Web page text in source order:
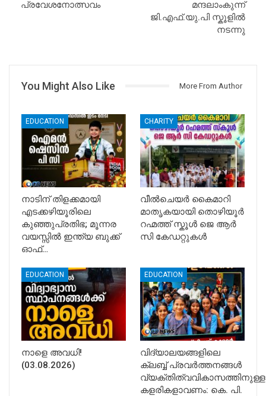
പ്രവേശനോത്സവം
മന്ദലാംകുന്ന്
ജി.എഫ്.യു.പി സ്കൂളിൽ
നടന്നു
You Might Also Like More From Author
EDUCATION
നാടിന് തിളക്കമായി
എടക്കഴിയൂരിലെ
കുഞ്ഞുപ്രതിഭ; മൂന്നര
വയസ്സിൽ ഇന്ത്യ ബുക്ക്
ഓഫ്…
CHARITY
വീൽചെയർ കൈമാറി
മാതൃകയായി തൊഴിയൂർ
റഹ്മത്ത് സ്കൂൾ ജെ ആർ
സി കേഡറ്റുകൾ
EDUCATION
നാളെ അവധി!
(03.08.2026)
EDUCATION
വിദ്യാലയങ്ങളിലെ
ക്ലബ്ബ് പ്രവർത്തനങ്ങൾ
വ്യക്തിത്വവികാസത്തിനുള്ള
കളരികളാവണം: കെ. പി.